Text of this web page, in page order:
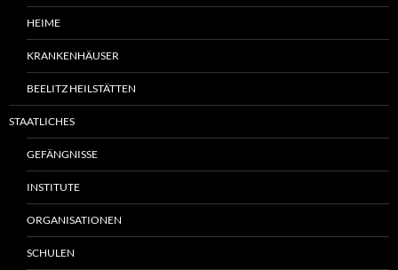
HEIME
KRANKENHÄUSER
BEELITZ HEILSTÄTTEN
STAATLICHES
GEFÄNGNISSE
INSTITUTE
ORGANISATIONEN
SCHULEN